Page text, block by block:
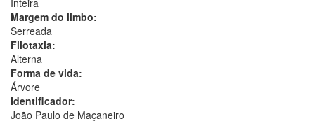
Margem do limbo:
Serreada
Filotaxia:
Alterna
Forma de vida:
Árvore
Identificador:
João Paulo de Maçaneiro